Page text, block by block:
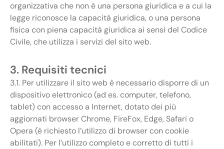
organizzativa che non è una persona giuridica e a cui la
legge riconosce la capacità giuridica, o una persona
fisica con piena capacità giuridica ai sensi del Codice
Civile, che utilizza i servizi del sito web.
3. Requisiti tecnici
3.1. Per utilizzare il sito web è necessario disporre di un
dispositivo elettronico (ad es. computer, telefono,
tablet) con accesso a Internet, dotato dei più
aggiornati browser Chrome, FireFox, Edge, Safari o
Opera (è richiesto l’utilizzo di browser con cookie
abilitati). Per l’utilizzo completo e corretto di tutti i